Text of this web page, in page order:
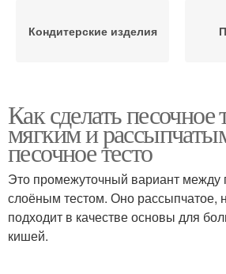
Кондитерские изделия
тесте
Как сделать песочное
мягким и
песочное тесто
Это промежуточный вариант между
слоёным тестом. Оно рассыпчатое,
подходит в качестве основы для
кишей.